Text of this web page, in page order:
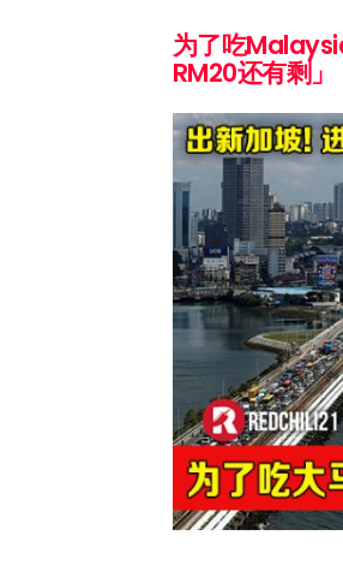
为了吃
RM20还有剩」